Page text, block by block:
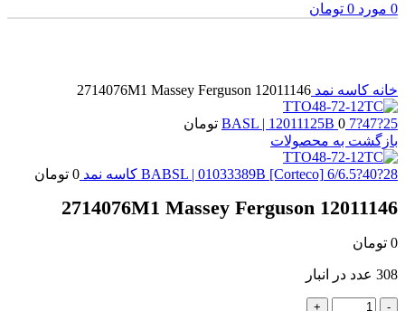
0 مورد 0 تومان
خانه کاسه نمد 2714076M1 Massey Ferguson 12011146
25?47?7 BASL | 12011125B
0
تومان
بازگشت به محصولات
28?40?6/6.5 BABSL | 01033389B [Corteco] کاسه نمد 0 تومان
2714076M1 Massey Ferguson 12011146
0 تومان
308 عدد در انبار
2714076M1